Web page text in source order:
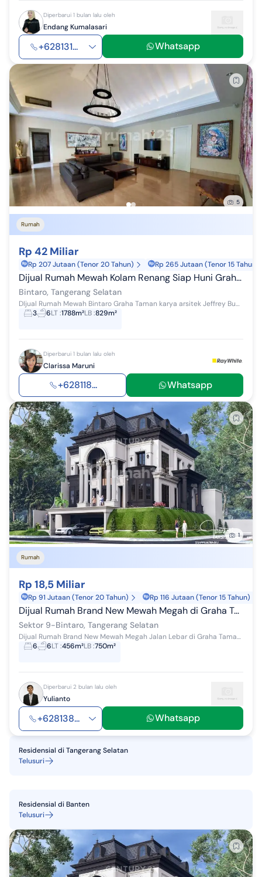
Diperbarui 1 bulan lalu oleh
Endang Kumalasari
+628131... Whatsapp
5
Rumah
Rp 42 Miliar
Rp 207 Jutaan (Tenor 20 Tahun) Rp 265 Jutaan (Tenor 15 Tahun)
Dijual Rumah Mewah Kolam Renang Siap Huni Graha Taman
Bintaro, Tangerang Selatan
DIjual Rumah Mewah Bintaro Graha Taman karya arsitek Jeffrey Budiman LT 1.788m2 LB 829m2 Kolam Renang 18 x 8 m kamar tidur 3 + 3 kamar mandi 6 Ca...
3
6LT:1788m²LB:829m²
Diperbarui 1 bulan lalu oleh
Clarissa Maruni
+628118... Whatsapp
1
Rumah
Rp 18,5 Miliar
Rp 91 Jutaan (Tenor 20 Tahun) Rp 116 Jutaan (Tenor 15 Tahun)
Dijual Rumah Brand New Mewah Megah di Graha Taman Bintaro
Sektor 9-Bintaro, Tangerang Selatan
Dijual Rumah Brand New Mewah Megah Jalan Lebar di Graha Taman Bintaro Jaya Sektor 9 Luas tanah : 456 Luas bangunan : 750 Kamar Tidur : 6+4 Ka...
6
6LT:456m²LB:750m²
Diperbarui 2 bulan lalu oleh
Yulianto
+628138... Whatsapp
Residensial diTangerang Selatan
Telusuri
Residensial diBanten
Telusuri